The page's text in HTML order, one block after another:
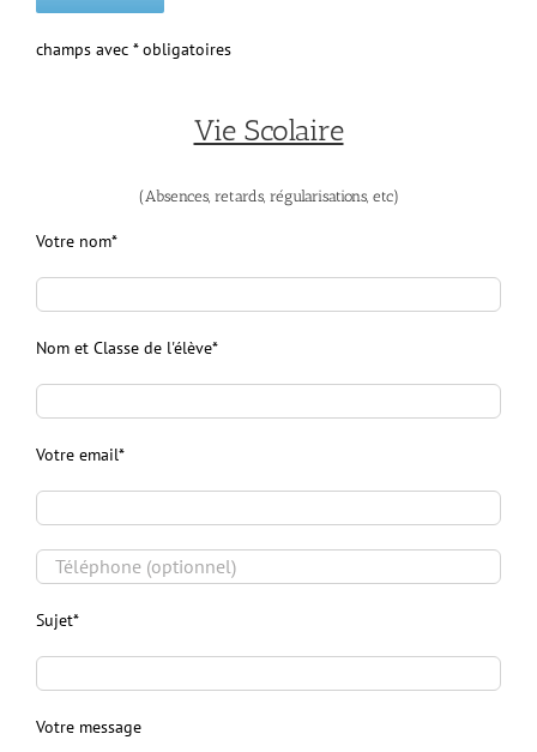
champs avec * obligatoires
Vie Scolaire
(Absences, retards, régularisations, etc)
Votre nom*
Nom et Classe de l'élève*
Votre email*
Sujet*
Votre message